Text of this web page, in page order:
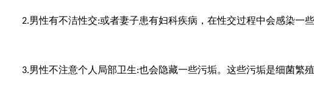
2.男性有不洁性交:或者妻子患有妇科疾病，在性交过程中会感染一
3.男性不注意个人局部卫生:也会隐藏一些污垢。这些污垢是细菌繁